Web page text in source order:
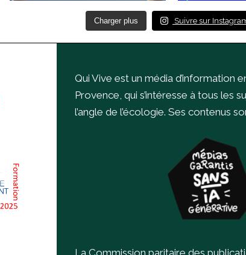
Charger plus Suivre sur
Qui Vive est un média d’information
Provence, qui s’intéresse à tous les
l’angle de l’écologie. Ses contenus